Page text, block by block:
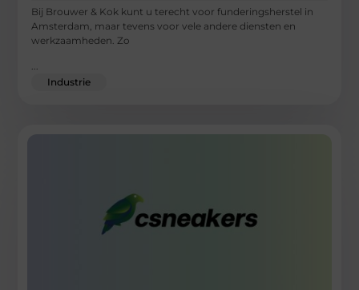
Bij Brouwer & Kok kunt u terecht voor funderingsherstel in
Amsterdam, maar tevens voor vele andere diensten en
werkzaamheden. Zo
...
Industrie